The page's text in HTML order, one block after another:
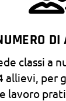
DI
classi a
allievi, per
lavoro